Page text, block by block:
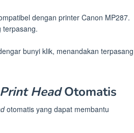
dengan printer Canon MP287.
terpasang.
bunyi klik, menandakan terpasang
Print HeadOtomatis
otomatis yang dapat membantu